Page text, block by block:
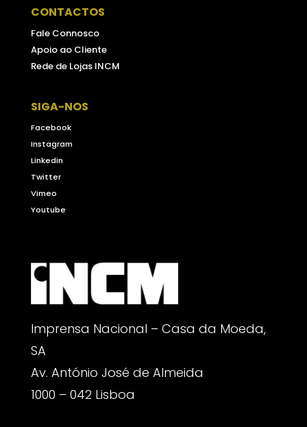
CONTACTOS
Fale Connosco
Apoio ao Cliente
Rede de Lojas INCM
SIGA-NOS
Facebook
Instagram
Linkedin
Twitter
Vimeo
Youtube
Imprensa Nacional – Casa da Moeda,
SA
Av. António José de Almeida
1000 – 042 Lisboa